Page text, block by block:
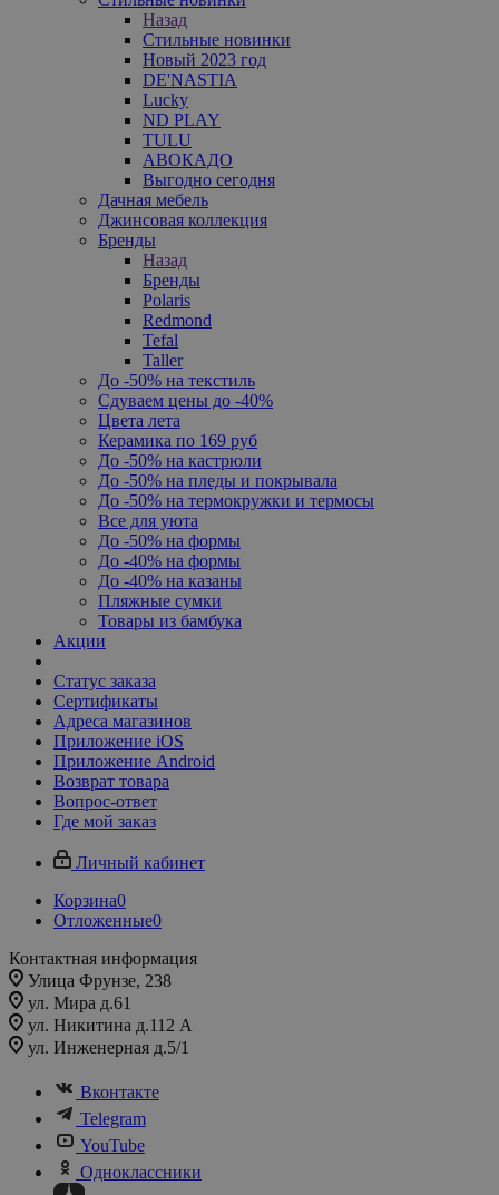
Назад
Стильные новинки
Новый 2023 год
DE'NASTIA
Lucky
ND PLAY
TULU
АВОКАДО
Выгодно сегодня
Дачная мебель
Джинсовая коллекция
Бренды
Назад
Бренды
Polaris
Redmond
Tefal
Taller
До -50% на текстиль
Сдуваем цены до -40%
Цвета лета
Керамика по 169 руб
До -50% на кастрюли
До -50% на пледы и покрывала
До -50% на термокружки и термосы
Все для уюта
До -50% на формы
До -40% на формы
До -40% на казаны
Пляжные сумки
Товары из бамбука
Акции
Статус заказа
Сертификаты
Адреса магазинов
Приложение iOS
Приложение Android
Возврат товара
Вопрос-ответ
Где мой заказ
Личный кабинет
Корзина0
Отложенные0
Контактная информация
Улица Фрунзе, 238​
ул. Мира д.61
ул. Никитина д.112 А
ул. Инженерная д.5/1
Вконтакте
Telegram
YouTube
Одноклассники